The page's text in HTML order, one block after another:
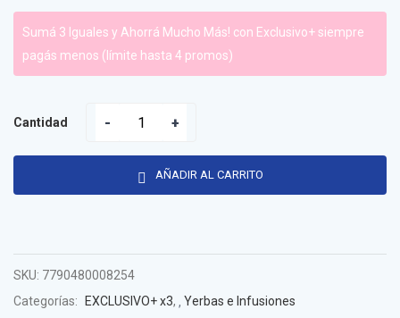
Sumá 3 Iguales y Ahorrá Mucho Más! con Exclusivo+ siempre
pagás menos (límite hasta 4 promos)
Cantidad
AÑADIR AL CARRITO
SKU: 7790480008254
Categorías:
EXCLUSIVO+ x3,
Yerbas e Infusiones